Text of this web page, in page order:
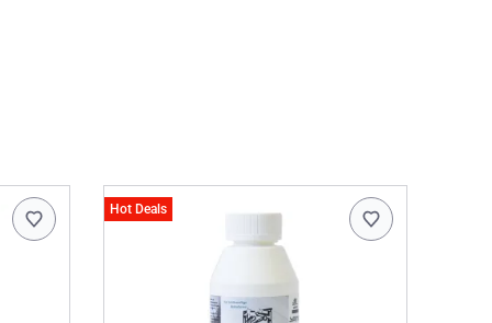
Hot Deals